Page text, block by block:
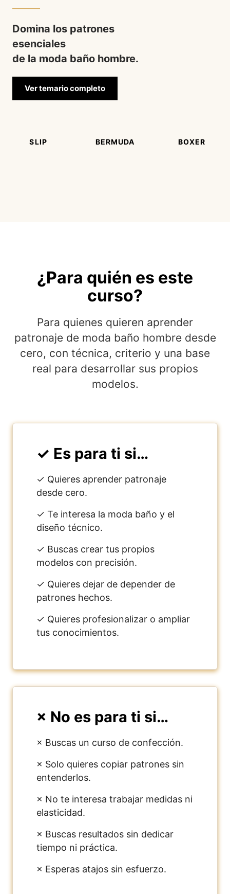
Domina los patrones
esenciales
de la moda baño hombre.
Ver temario completo
SLIP BERMUDA BOXER
¿Para quién es este
curso?
Para quienes quieren aprender
patronaje de moda baño hombre desde
cero, con técnica, criterio y una base
real para desarrollar sus propios
modelos.
✓ Es para ti si…
✓ Quieres aprender patronaje
desde cero.
✓ Te interesa la moda baño y el
diseño técnico.
✓ Buscas crear tus propios
modelos con precisión.
✓ Quieres dejar de depender de
patrones hechos.
✓ Quieres profesionalizar o ampliar
tus conocimientos.
× No es para ti si…
× Buscas un curso de confección.
× Solo quieres copiar patrones sin
entenderlos.
× No te interesa trabajar medidas ni
elasticidad.
× Buscas resultados sin dedicar
tiempo ni práctica.
× Esperas atajos sin esfuerzo.